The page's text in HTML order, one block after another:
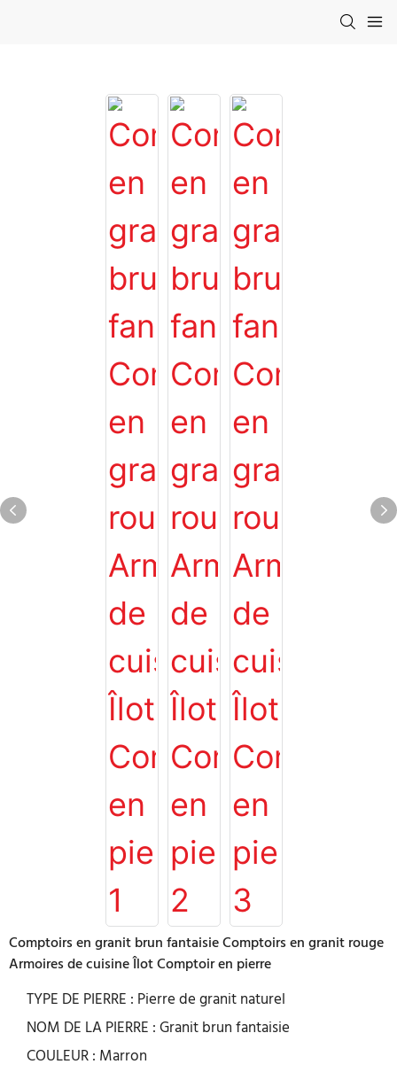
Comptoirs en granit brun fantaisie Comptoirs en granit rouge
Armoires de cuisine Îlot Comptoir en pierre
TYPE DE PIERRE : Pierre de granit naturel
NOM DE LA PIERRE : Granit brun fantaisie
COULEUR : Marron